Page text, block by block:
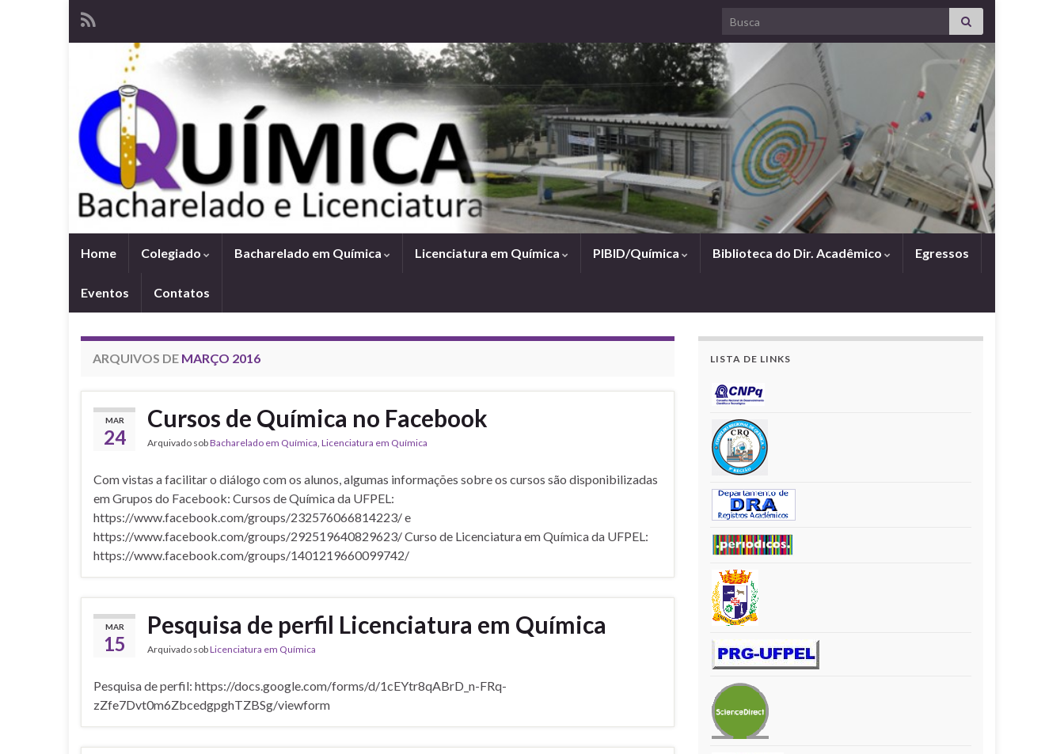
Search for:
Home Colegiado Bacharelado em Química Licenciatura em Química PIBID/Química Biblioteca do Dir. Acadêmico Egressos
Eventos Contatos
ARQUIVOS DE MARÇO 2016
MAR
24
Cursos de Química no Facebook
Arquivado sobBacharelado em Química, Licenciatura em Química
Com vistas a facilitar o diálogo com os alunos, algumas informações sobre os cursos são disponibilizadas
em Grupos do Facebook: Cursos de Química da UFPEL:
https://www.facebook.com/groups/232576066814223/ e
https://www.facebook.com/groups/292519640829623/ Curso de Licenciatura em Química da UFPEL:
https://www.facebook.com/groups/1401219660099742/
MAR
15
Pesquisa de perfil Licenciatura em Química
Arquivado sobLicenciatura em Química
Pesquisa de perfil: https://docs.google.com/forms/d/1cEYtr8qABrD_n-FRq-
zZfe7Dvt0m6ZbcedgpghTZBSg/viewform
LISTA DE LINKS